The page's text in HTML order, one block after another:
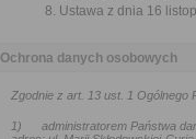
Ustawa z dnia 16
Ochrona danych osobowych
Zgodnie z art. 13 ust. 1 Ogólnego
1) administratorem Państwa